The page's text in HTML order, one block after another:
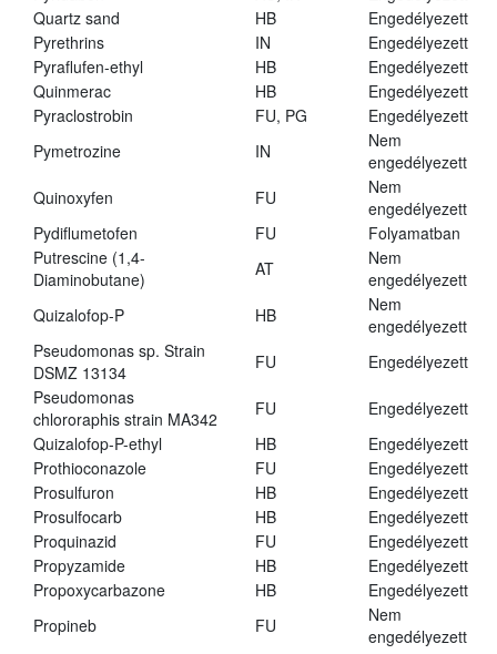
Quartz sand
HB
Engedélyezett
Pyrethrins
IN
Engedélyezett
Pyraflufen-ethyl
HB
Engedélyezett
Quinmerac
HB
Engedélyezett
Pyraclostrobin
FU, PG
Engedélyezett
Pymetrozine
IN
Nem
engedélyezett
Quinoxyfen
FU
Nem
engedélyezett
Pydiflumetofen
FU
Folyamatban
Putrescine (1,4-
Diaminobutane)
AT
Nem
engedélyezett
Quizalofop-P
HB
Nem
engedélyezett
Pseudomonas sp. Strain
DSMZ 13134
FU
Engedélyezett
Pseudomonas
chlororaphis strain MA342
FU
Engedélyezett
Quizalofop-P-ethyl
HB
Engedélyezett
Prothioconazole
FU
Engedélyezett
Prosulfuron
HB
Engedélyezett
Prosulfocarb
HB
Engedélyezett
Proquinazid
FU
Engedélyezett
Propyzamide
HB
Engedélyezett
Propoxycarbazone
HB
Engedélyezett
Propineb
FU
Nem
engedélyezett